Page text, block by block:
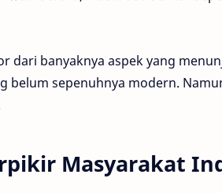
dari banyaknya aspek yang
belum sepenuhnya modern.
Masyarakat